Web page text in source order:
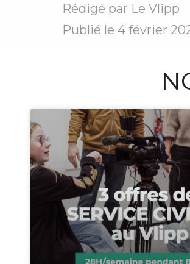
Rédigé par Le Vlipp
Publié le 4 février